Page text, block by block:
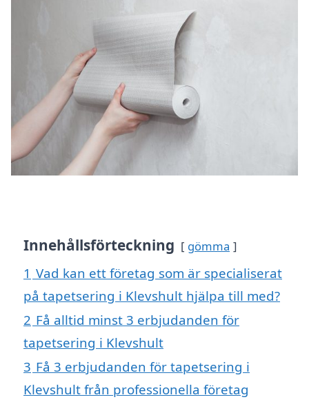
Innehållsförteckning gömma
1 Vad kan ett företag som är specialiserat
på tapetsering i Klevshult hjälpa till med?
2 Få alltid minst 3 erbjudanden för
tapetsering i Klevshult
3 Få 3 erbjudanden för tapetsering i
Klevshult från professionella företag